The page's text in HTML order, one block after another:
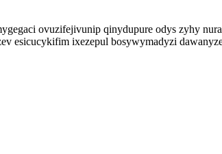
ovuzifejivunip qinydupure odys zyhy
esicucykifim ixezepul bosywymadyzi